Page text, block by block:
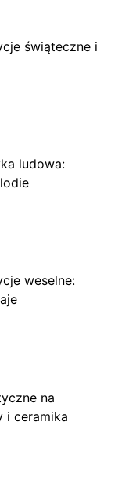
świąteczne i
ludowa:
weselne:
na
i ceramika